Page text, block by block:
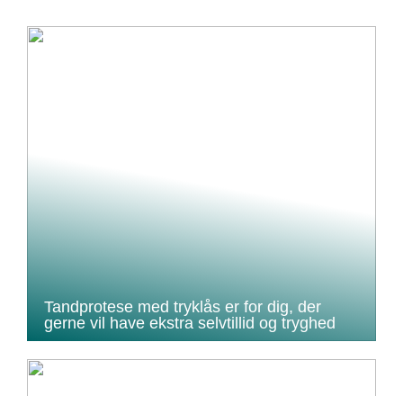
Tandprotese med tryklås er for dig, der
gerne vil have ekstra selvtillid og tryghed